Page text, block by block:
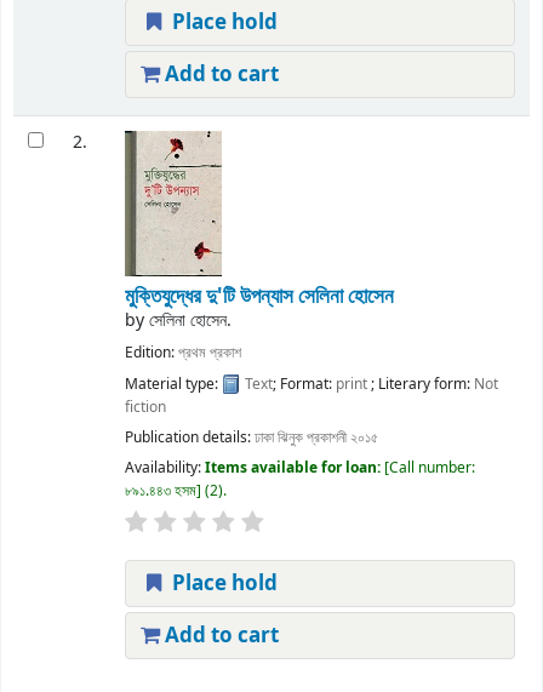
Place hold
Add to cart
2.
মুক্তিযুদ্ধের দু'টি উপন্যাসসেলিনা হোসেন
byসেলিনা হোসেন.
Edition:প্রথম প্রকাশ
Material type:
Text; Format: print; Literary form: Not
fiction
Publication details:ঢাকাঝিনুক প্রকাশনী ২০১৫
Availability:Items available for loan: Call number:
৮৯১.৪৪৩ হসম (2).
Place hold
Add to cart